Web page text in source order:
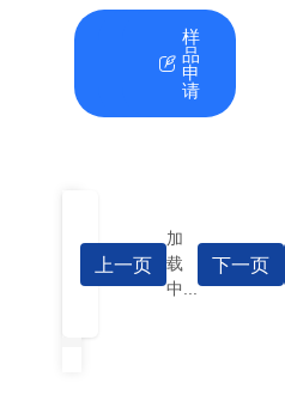
料
下
样
品
申
请
上一页
加
载
中...
下一页